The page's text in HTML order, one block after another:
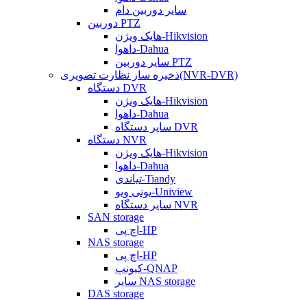
سایر دوربین دام
دوربین PTZ
هایک ویژن-Hikvision
داهوا-Dahua
سایر دوربین PTZ
ذخیره ساز نظارت تصویری(NVR-DVR)
دستگاه DVR
هایک ویژن-Hikvision
داهوا-Dahua
سایر دستگاه DVR
دستگاه NVR
هایک ویژن-Hikvision
داهوا-Dahua
تیاندی-Tiandy
یونی ویو-Uniview
سایر دستگاه NVR
SAN storage
اچ پی-HP
NAS storage
اچ پی-HP
کیونپ-QNAP
سایر NAS storage
DAS storage